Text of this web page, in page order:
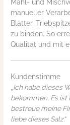
Mahl- und
manueller
Blätter,
zu binden. So
Qualität und mit
Kundenstimme
Ich habe dieses
bekommen. Es ist
bestreue meine
liebe dieses Salz.“